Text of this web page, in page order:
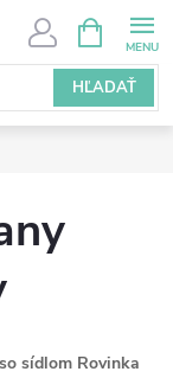
HĽADAŤ
KOŠÍK
sídlom Rovinka